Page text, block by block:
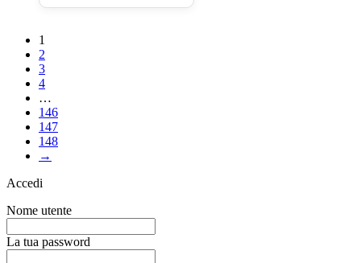
1
2
3
4
…
146
147
148
→
Accedi
Nome utente
La tua password